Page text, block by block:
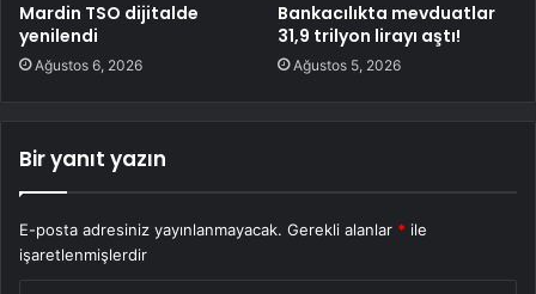
Mardin TSO dijitalde
yenilendi
Ağustos 6, 2026
Bankacılıkta mevduatlar
31,9 trilyon lirayı aştı!
Ağustos 5, 2026
Bir yanıt yazın
E-posta adresiniz yayınlanmayacak. Gerekli alanlar * ile
işaretlenmişlerdir